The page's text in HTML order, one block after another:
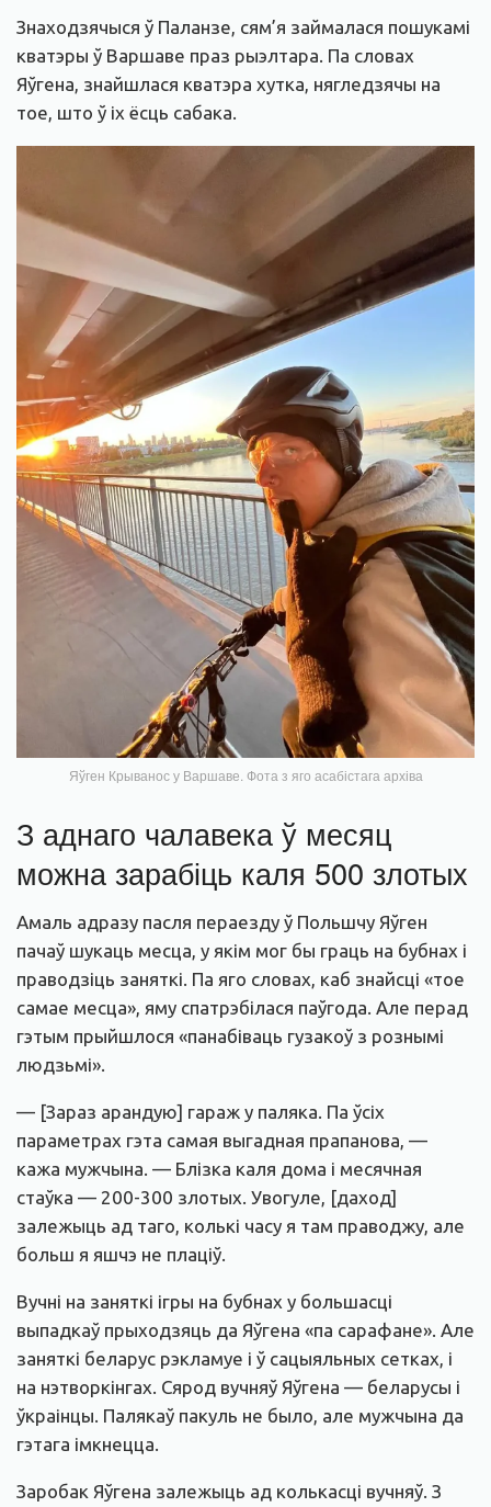
Знаходзячыся ў Паланзе, сям’я займалася пошукамі
кватэры ў Варшаве праз рыэлтара. Па словах
Яўгена, знайшлася кватэра хутка, нягледзячы на
тое, што ў іх ёсць сабака.
Яўген Крыванос у Варшаве. Фота з яго асабістага архіва
З аднаго чалавека ў месяц
можна зарабіць каля 500 злотых
Амаль адразу пасля пераезду ў Польшчу Яўген
пачаў шукаць месца, у якім мог бы граць на бубнах і
праводзіць заняткі. Па яго словах, каб знайсці «тое
самае месца», яму спатрэбілася паўгода. Але перад
гэтым прыйшлося «панабіваць гузакоў з рознымі
людзьмі».
— [Зараз арандую] гараж у паляка. Па ўсіх
параметрах гэта самая выгадная прапанова, —
кажа мужчына. — Блізка каля дома і месячная
стаўка — 200-300 злотых. Увогуле, [даход]
залежыць ад таго, колькі часу я там праводжу, але
больш я яшчэ не плаціў.
Вучні на заняткі ігры на бубнах у большасці
выпадкаў прыходзяць да Яўгена «па сарафане». Але
заняткі беларус рэкламуе і ў сацыяльных сетках, і
на нэтворкінгах. Сярод вучняў Яўгена — беларусы і
ўкраінцы. Палякаў пакуль не было, але мужчына да
гэтага імкнецца.
Заробак Яўгена залежыць ад колькасці вучняў. З